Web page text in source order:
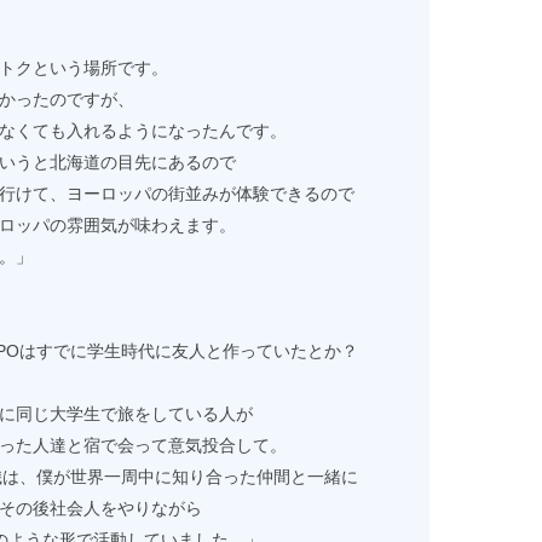
という場所です。
たのですが、
ても入れるようになったんです。
と北海道の目先にあるので
て、ヨーロッパの街並みが体験できるので
パの雰囲気が味わえます。
」
はすでに学生時代に友人と作っていたとか？
同じ大学生で旅をしている人が
人達と宿で会って意気投合して。
、僕が世界一周中に知り合った仲間と一緒に
後社会人をやりながら